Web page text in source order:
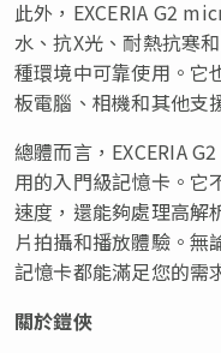
此外，EXCERIA G2
水、抗X光、耐熱抗寒
種環境中可靠使用。它
板電腦、相機和其他支
總體而言，EXCERIA
用的入門級記憶卡。它
速度，還能夠處理高解
片拍攝和播放體驗。無
記憶卡都能滿足您的需
關於鎧俠